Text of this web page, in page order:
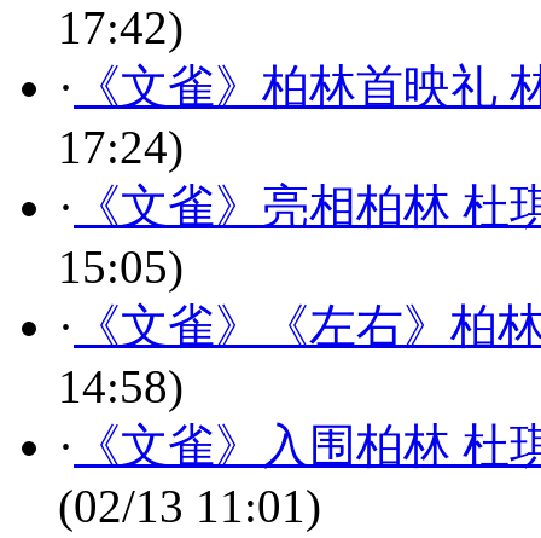
17:42)
· 《文雀》柏林首映礼
17:24)
· 《文雀》亮相柏林
15:05)
· 《文雀》《左右》柏
14:58)
· 《文雀》入围柏林
(02/13 11:01)